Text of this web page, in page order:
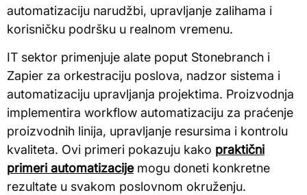
automatizaciju narudžbi, upravljanje zalihama i
korisničku podršku u realnom vremenu.
IT sektor primenjuje alate poput Stonebranch i
Zapier za orkestraciju poslova, nadzor sistema i
automatizaciju upravljanja projektima. Proizvodnja
implementira workflow automatizaciju za praćenje
proizvodnih linija, upravljanje resursima i kontrolu
kvaliteta. Ovi primeri pokazuju kako praktični
primeri automatizacijemogu doneti konkretne
rezultate u svakom poslovnom okruženju.